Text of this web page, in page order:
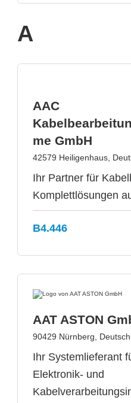
A
AAC
me GmbH
42579 Heiligenhaus,
Ihr Partner für
Komplettlösungen
B4.446
AAT ASTON
90429 Nürnberg,
Ihr Systemlieferant
Elektronik- und